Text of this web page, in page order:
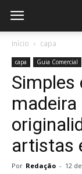
Início capa
capa Guia Comercial
Simples
artistas
Por Redação - 12